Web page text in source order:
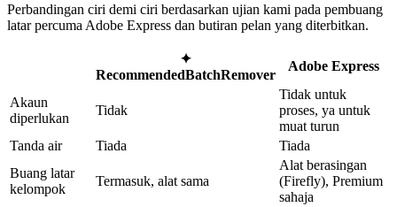
Perbandingan ciri demi ciri berdasarkan ujian kami pada pembuang
latar percuma Adobe Express dan butiran pelan yang diterbitkan.
✦
RecommendedBatchRemover
Adobe Express
Akaun
diperlukan
Tidak
Tidak untuk
proses, ya untuk
muat turun
Tanda air
Tiada
Tiada
Buang latar
kelompok
Termasuk, alat sama
Alat berasingan
(Firefly), Premium
sahaja